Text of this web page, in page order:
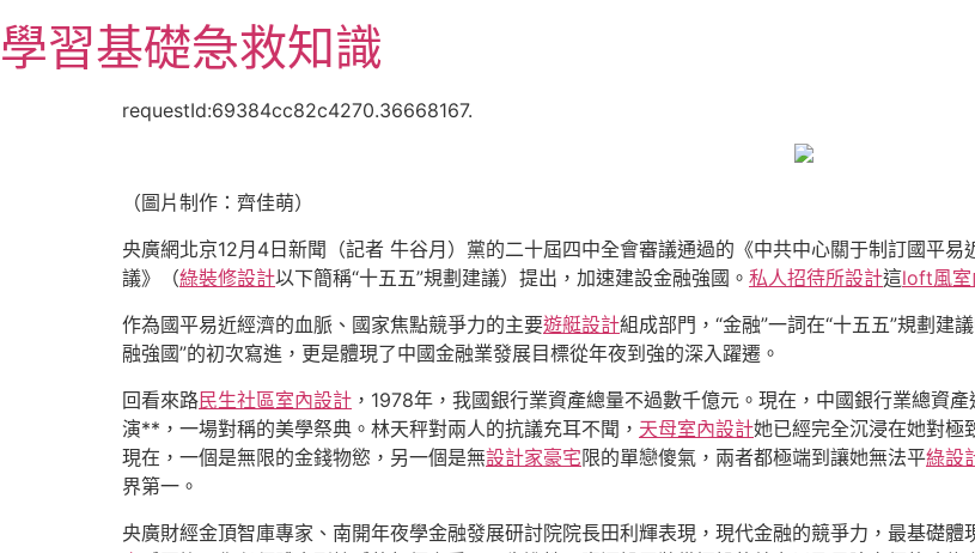
至
主
學習基礎急救知識
requestId:69384cc82c4270.36668167.
（圖片制作：齊佳萌）
央廣網北京12月4日新聞（記者 牛谷月）黨的二十屆四中全會審議通過的《中共中心關于制訂國平易
議》（綠裝修設計以下簡稱“十五五”規劃建議）提出，加速建設金融強國。 私人招待所設計這loft風室
作為國平易近經濟的血脈、國家焦點競爭力的主要遊艇設計組成部門，“金融”一詞在“十五五”規劃建
融強國”的初次寫進，更是體現了中國金融業發展目標從年夜到強的深入躍遷。
回看來路民生社區室內設計 ，1978年，我國銀行業資產總量不過數千億元。現在，中國銀行業總資
演**，一場對稱的美學祭典。林天秤對兩人的抗議充耳不聞， 天母室內設計她已經完全沉浸在她對極
現在，一個是無限的金錢物慾，另一個是無設計家豪宅限的單戀傻氣，兩者都極端到讓她無法平綠設
界第一。
央廣財經金頂智庫專家、南開年夜學金融發展研討院院長田利輝表現，現代金融的競爭力，最基礎體